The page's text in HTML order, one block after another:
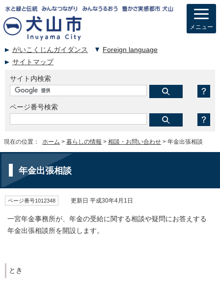
がいこくじんガイダンス
Foreign language
サイトマップ
サイト内検索
ページ番号検索
メニュー
現在の位置： ホーム > 暮らしの情報 > 相談・お問い合わせ > 年金出張相談
年金出張相談
ページ番号1012348 更新日 平成30年4月1日
一宮年金事務所が、年金の受給に関する相談や疑問にお答えする
年金出張相談所を開設します。
とき